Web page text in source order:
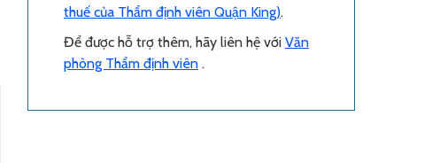
thuế của Thẩm định viên Quận King).
Để được hỗ trợ thêm, hãy liên hệ với Văn
phòng Thẩm định viên .